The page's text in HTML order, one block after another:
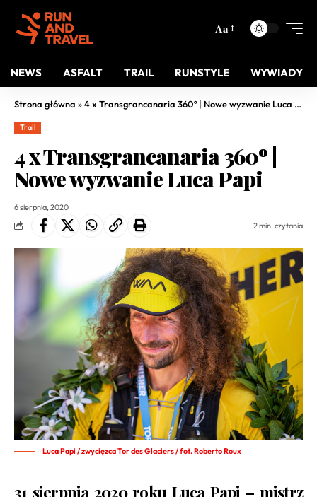
Aa
NEWS ASFALT TRAIL RUNSTYLE WYWIADY
Strona główna »4 x Transgrancanaria 360º | Nowe wyzwanie Luca Papi
Trail
4 x Transgrancanaria 360º |
Nowe wyzwanie Luca Papi
6 sierpnia, 2020
2 min. czytania
Luca Papi / zwycięzca Tor des Glaciers / fot. Roberto Roux
31 sierpnia 2020 roku Luca Papi – mistrz